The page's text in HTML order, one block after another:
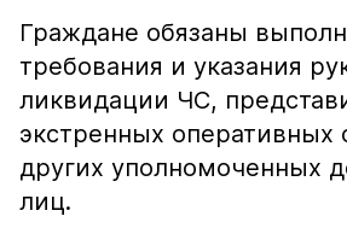
Граждане обязаны
требования и указания
ликвидации ЧС,
экстренных оперативных
других уполномоченных
лиц.